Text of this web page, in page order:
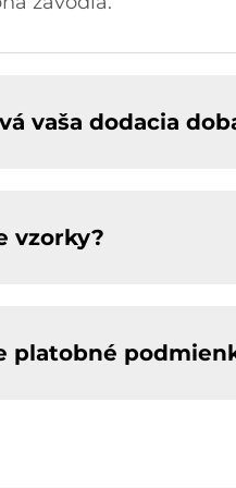
vaša dodacia
vzorky?
platobné